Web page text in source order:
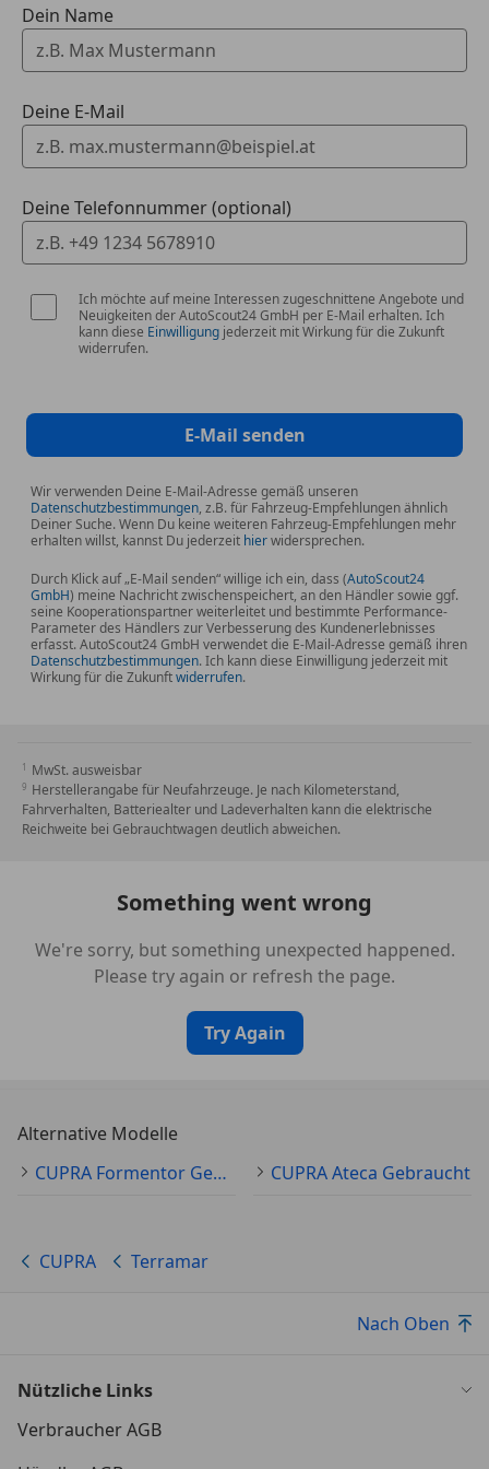
Regen- und LichtsensorH
Rückfahrkamera
Sport-Schalensitze
Spracherkennung
Spurhalteassistent
Verkehrszeichenerkennung
Cupra Garantie 5 Jahre/max. 100.000 km ab
Erstzulassung (29.01.2025)
Eingabefehler vorbehalten!
Dein Name
Deine E-Mail
Deine Telefonnummer (optional)
Ich möchte auf meine Interessen zugeschnittene Angebote und
Neuigkeiten der AutoScout24 GmbH per E-Mail erhalten. Ich
kann diese Einwilligung jederzeit mit Wirkung für die Zukunft
widerrufen.
E-Mail senden
Wir verwenden Deine E-Mail-Adresse gemäß unseren
Datenschutzbestimmungen, z.B. für Fahrzeug-Empfehlungen ähnlich
Deiner Suche. Wenn Du keine weiteren Fahrzeug-Empfehlungen mehr
erhalten willst, kannst Du jederzeit hierwidersprechen.
Durch Klick auf „E-Mail senden“ willige ich ein, dass (AutoScout24
GmbH) meine Nachricht zwischenspeichert, an den Händler sowie ggf.
seine Kooperationspartner weiterleitet und bestimmte Performance-
Parameter des Händlers zur Verbesserung des Kundenerlebnisses
erfasst. AutoScout24 GmbH verwendet die E-Mail-Adresse gemäß ihren
Datenschutzbestimmungen. Ich kann diese Einwilligung jederzeit mit
Wirkung für die Zukunftwiderrufen.
MwSt. ausweisbar
Herstellerangabe für Neufahrzeuge. Je nach Kilometerstand,
Fahrverhalten, Batteriealter und Ladeverhalten kann die elektrische
Reichweite bei Gebrauchtwagen deutlich abweichen.
Something went wrong
We're sorry, but something unexpected happened.
Please try again or refresh the page.
Try Again
Alternative Modelle
CUPRA Formentor Gebraucht
CUPRA Ateca Gebraucht
CUPRA Terramar
Nach Oben
Nützliche Links
Verbraucher AGB